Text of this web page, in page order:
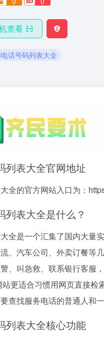
查看
话号码列表大全
列表大全官网地址
全的官方网站入口为：
列表大全是什么？
全是一个汇集了国内大量
、汽车公司、外卖订餐等
、叫急救、联系银行客服
更适合习惯用网页直接
查找服务电话的普通人和
列表大全核心功能